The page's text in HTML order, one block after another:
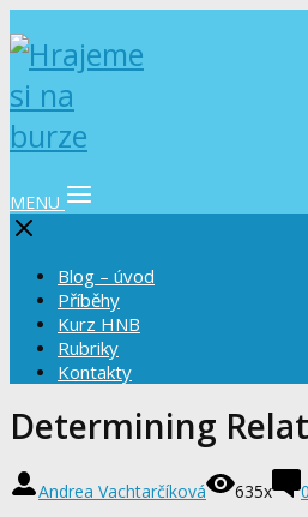
MENU
Blog – úvod
Příběhy
Kurz HNB
Rubriky
Kontakty
Determining
Andrea Vachtarčíková 635x